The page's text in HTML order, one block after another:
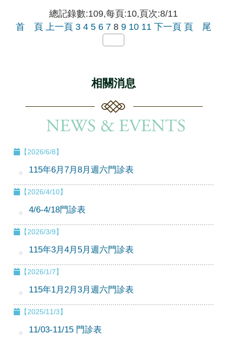
總記錄數:109,每頁:10,頁次:8/11
首 頁 上一頁 3 4 5 6 7 8 9 10 11 下一頁 頁 尾
相關消息
【2026/6/8】
115年6月7月8月週六門診表
【2026/4/10】
4/6-4/18門診表
【2026/3/9】
115年3月4月5月週六門診表
【2026/1/7】
115年1月2月3月週六門診表
【2025/11/3】
11/03-11/15 門診表